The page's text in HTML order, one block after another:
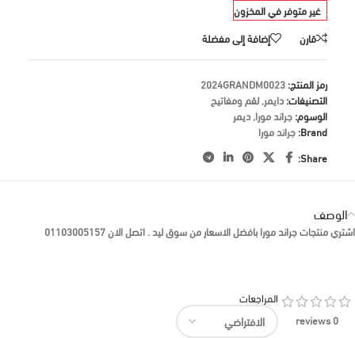
غير متوفر في المخزون
قارن
إضافة إلى مفضلة
رمز المنتج:2024GRANDM0023
التصنيفات:دايمر,لقم ومفاتيح
الوسوم:جراند مورا,ديمر
Brand: جراند مورا
Share:
الوصف
اشتري منتجات جراند مورا بافضل الاسعار من سوق ليد . اتصل الان 01103005157
0 reviews
المراجعات